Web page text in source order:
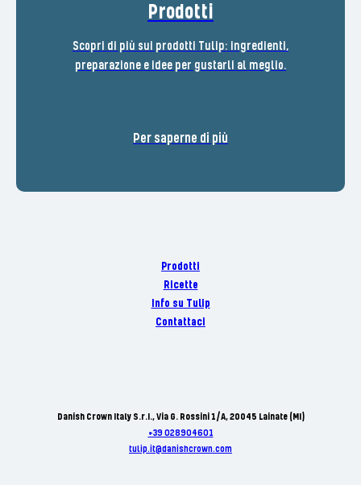
Prodotti
Scopri di più sui prodotti Tulip: ingredienti,
preparazione e idee per gustarli al meglio.
Per saperne di più
Prodotti
Ricette
Info su Tulip
Contattaci
Danish Crown Italy S.r.I., Via G. Rossini 1/A, 20045 Lainate (MI)
+39 028904601
tulip.it@danishcrown.com